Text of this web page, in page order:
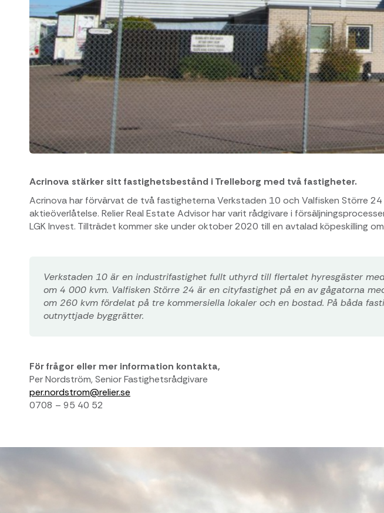
Acrinova stärker sitt fastighetsbestånd i Trelleborg med två fastigheter.
Acrinova har förvärvat de två fastigheterna Verkstaden 10 och Valfisken Större 24
aktieöverlåtelse. Relier Real Estate Advisor har varit rådgivare i
LGK Invest. Tillträdet kommer ske under oktober 2020 till en avtalad köpeskilling
Verkstaden 10 är en industrifastighet fullt uthyrd till flertalet hyresgäster
om 4 000 kvm. Valfisken Större 24 är en cityfastighet på en av gågatorna
om 260 kvm fördelat på tre kommersiella lokaler och en bostad. På båda
outnyttjade byggrätter.
För frågor eller mer information kontakta,
Per Nordström, Senior Fastighetsrådgivare
per.nordstrom@relier.se
0708 – 95 40 52